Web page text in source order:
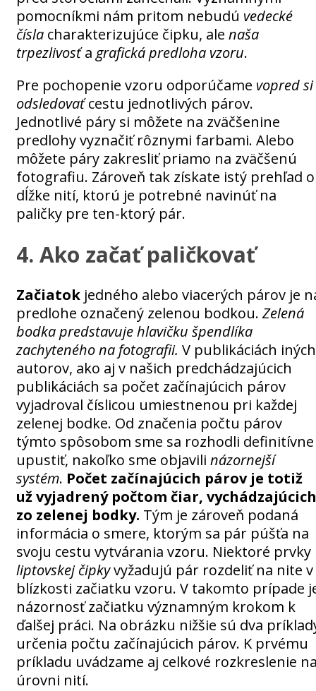
pomocníkmi nám pritom nebudú vedecké
čísla charakterizujúce čipku, ale naša
trpezlivosťa grafická predloha vzoru.
Pre pochopenie vzoru odporúčame vopred si
odsledovaťcestu jednotlivých párov.
Jednotlivé páry si môžete na zväčšenine
predlohy vyznačiť rôznymi farbami. Alebo
môžete páry zakresliť priamo na zväčšenú
fotografiu. Zároveň tak získate istý prehľad o
dĺžke nití, ktorú je potrebné navinúť na
paličky pre ten-ktorý pár.
4. Ako začať paličkovať
Začiatok jedného alebo viacerých párov je
predlohe označený zelenou bodkou.Zelená
bodka predstavuje hlavičku špendlíka
zachyteného na fotografii. V publikáciách iných
autorov, ako aj v našich predchádzajúcich
publikáciách sa počet začínajúcich párov
vyjadroval číslicou umiestnenou pri každej
zelenej bodke. Od značenia počtu párov
týmto spôsobom sme sa rozhodli definitívne
upustiť, nakoľko sme objavili názornejší
systém. Počet začínajúcich párov je totiž
už vyjadrený počtom čiar, vychádzajúcich
zo zelenej bodky. Tým je zároveň podaná
informácia o smere, ktorým sa pár púšťa na
svoju cestu vytvárania vzoru. Niektoré prvky
liptovskej čipkyvyžadujú pár rozdeliť na nite v
blízkosti začiatku vzoru. V takomto prípade
názornosť začiatku významným krokom k
ďalšej práci. Na obrázku nižšie sú dva
určenia počtu začínajúcich párov. K prvému
príkladu uvádzame aj celkové rozkreslenie
úrovni nití.